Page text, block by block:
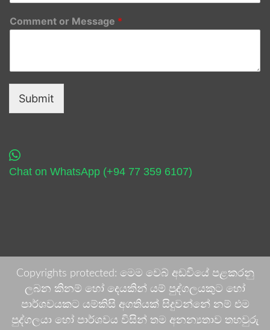
Comment or Message *
Submit
Chat on WhatsApp (+94 77 359 6107)
Copyrights protected: මෙම වෙබ් අඩවියේ පළකරනු
ලබන කිනම් හෝ දෙයකින් යම් පුද්ගලයකුට හෝ
පාර්ශවයකට යම්කිසි අගතියක් සිදුවන්නේ නම් එම
පුද්ගලයා හෝ පාර්ශවය විසින් තම අනන්‍යතාව තහවුරු